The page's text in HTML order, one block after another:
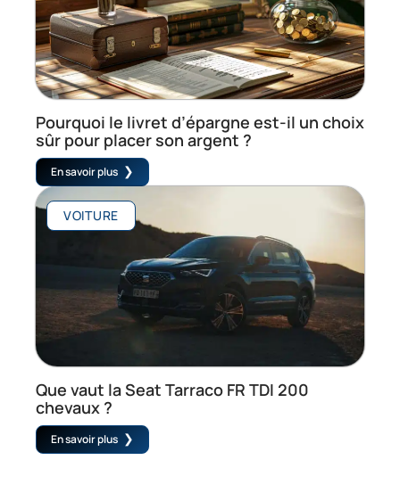
Pourquoi le livret d’épargne est-il un choix
sûr pour placer son argent ?
En savoir plus
VOITURE
Que vaut la Seat Tarraco FR TDI 200
chevaux ?
En savoir plus